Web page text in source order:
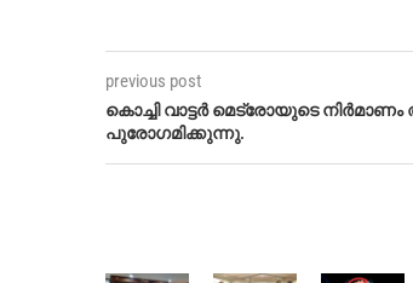
previous post
കൊച്ചി വാട്ടർ മെട്രോയുടെ
പുരോഗമിക്കുന്നു.